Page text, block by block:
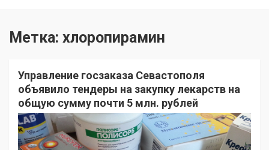
Метка: хлоропирамин
Управление госзаказа Севастополя
объявило тендеры на закупку лекарств на
общую сумму почти 5 млн. рублей